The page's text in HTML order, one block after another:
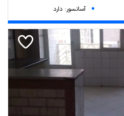
آسانسور: دارد